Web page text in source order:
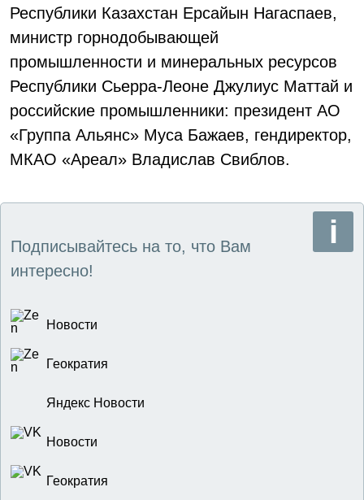
Республики Казахстан Ерсайын Нагаспаев,
министр горнодобывающей
промышленности и минеральных ресурсов
Республики Сьерра-Леоне Джулиус Маттай и
российские промышленники: президент АО
«Группа Альянс» Муса Бажаев, гендиректор,
МКАО «Ареал» Владислав Свиблов.
Подписывайтесь на то, что Вам
интересно!
Новости
Геократия
Яндекс Новости
Новости
Геократия